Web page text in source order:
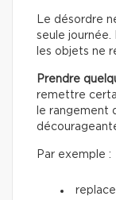
Le désordre
seule journée.
les objets ne
Prendre
remettre
le rangement
Par exemple :